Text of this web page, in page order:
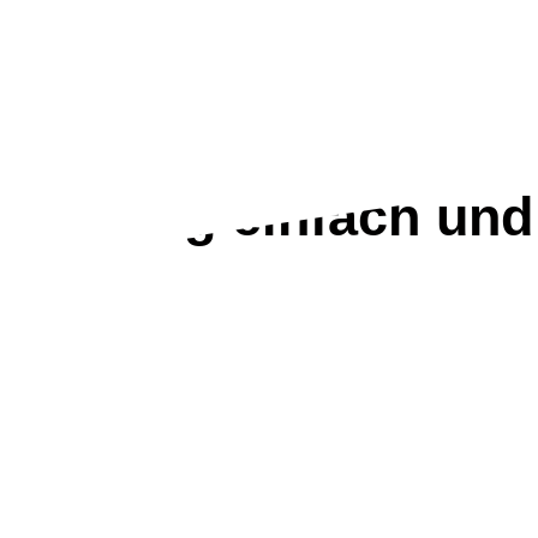
einfach und